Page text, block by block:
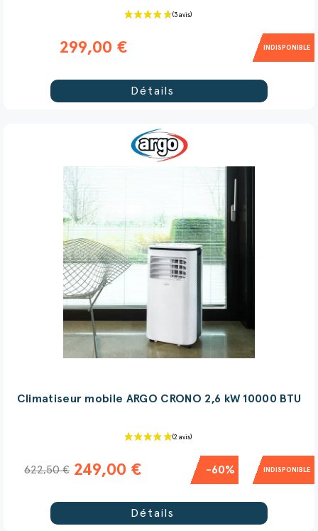
299,00 € INDISPONIBLE
Détails
Climatiseur mobile ARGO CRONO 2,6 kW 10000 BTU
622,50 € 249,00 € -60% INDISPONIBLE
Détails